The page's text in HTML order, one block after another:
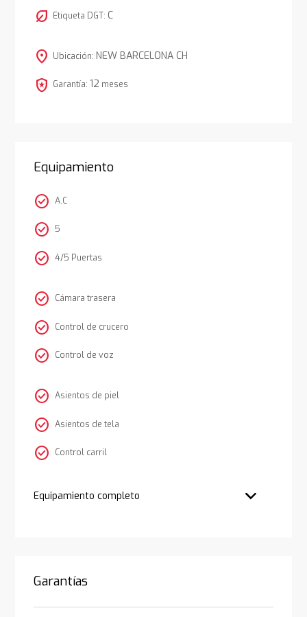
nest_eco_leaf Etiqueta DGT: C
location_on Ubicación: NEW BARCELONA CH
local_police Garantía: 12 meses
Equipamiento
check_circle A.C
check_circle 5
check_circle 4/5 Puertas
check_circle Cámara trasera
check_circle Control de crucero
check_circle Control de voz
check_circle Asientos de piel
check_circle Asientos de tela
check_circle Control carril
Equipamiento completo
Garantías